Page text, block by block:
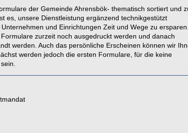
der Gemeinde Ahrensbök- thematisch sortiert und
es, unsere Dienstleistung ergänzend technikgestützt
und Einrichtungen Zeit und Wege zu
zurzeit noch ausgedruckt werden und danach
werden. Auch das persönliche Erscheinen können wir
werden jedoch die ersten Formulare, für die keine